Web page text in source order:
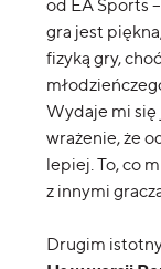
od EA Sports
gra jest
fizyką gry,
Wydaje mi się
wrażenie, że
lepiej. To, co
z innymi
Drugim